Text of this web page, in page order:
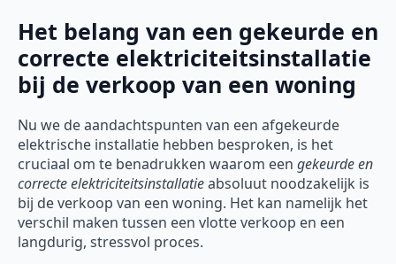
Het belang van een gekeurde en
correcte elektriciteitsinstallatie
bij de verkoop van een woning
Nu we de aandachtspunten van een afgekeurde
elektrische installatie hebben besproken, is het
cruciaal om te benadrukken waarom een gekeurde en
correcte elektriciteitsinstallatieabsoluut noodzakelijk is
bij de verkoop van een woning. Het kan namelijk het
verschil maken tussen een vlotte verkoop en een
langdurig, stressvol proces.